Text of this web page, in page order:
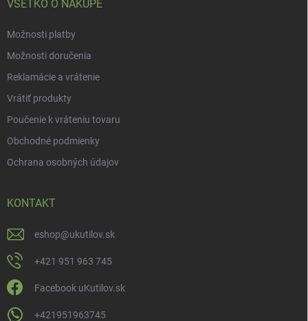
VŠETKO O NÁKUPE
Možnosti platby
Možnosti doručenia
Reklamácie a vrátenie
Vrátiť produkty
Poučenie k vráteniu tovaru
Obchodné podmienky
Ochrana osobných údajov
KONTAKT
eshop@ukutilov.sk
+421 951 963 745
Facebook uKutilov.sk
+421951963745